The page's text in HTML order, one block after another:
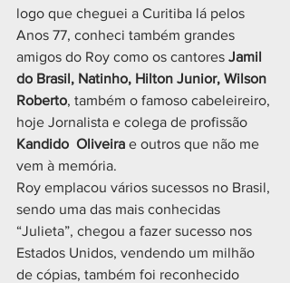
logo que cheguei a Curitiba lá pelos
Anos 77, conheci também grandes
amigos do Roy como os cantores Jamil
do Brasil, Natinho, Hilton Junior, Wilson
Roberto, também o famoso cabeleireiro,
hoje Jornalista e colega de profissão
Kandido  Oliveira e outros que não me
vem à memória.
Roy emplacou vários sucessos no Brasil,
sendo uma das mais conhecidas
“Julieta”, chegou a fazer sucesso nos
Estados Unidos, vendendo um milhão
de cópias, também foi reconhecido